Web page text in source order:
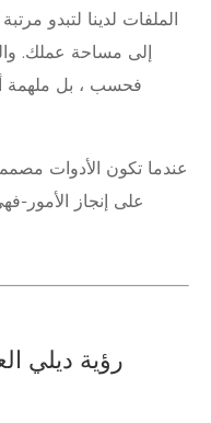
الملفات لدينا لتبدو
إلى مساحة عملك.
فحسب ، بل ملهمة
عندما تكون الأدوات
على إنجاز الأمور-
رؤية ديلي